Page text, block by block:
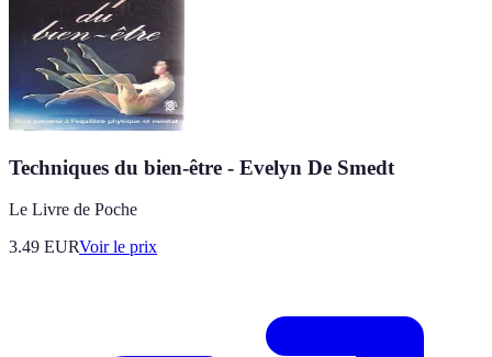
Techniques du bien-être - Evelyn De Smedt
Le Livre de Poche
3.49 EURVoir le prix